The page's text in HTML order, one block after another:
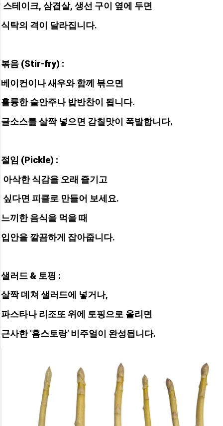
스테이크, 삼겹살, 생선 구이 옆에 두면
식탁의 격이 달라집니다.
볶음 (Stir-fry) :
베이컨이나 새우와 함께 볶으면
훌륭한 술안주나 밥반찬이 됩니다.
굴소스를 살짝 넣으면 감칠맛이 폭발합니다.
절임 (Pickle) :
아삭한 식감을 오래 즐기고
싶다면 피클로 만들어 보세요.
느끼한 음식을 먹을 때
입안을 깔끔하게 잡아줍니다.
샐러드 & 토핑 :
살짝 데쳐 샐러드에 넣거나,
파스타나 리조또 위에 토핑으로 올리면
근사한 '홈스토랑' 비주얼이 완성됩니다.